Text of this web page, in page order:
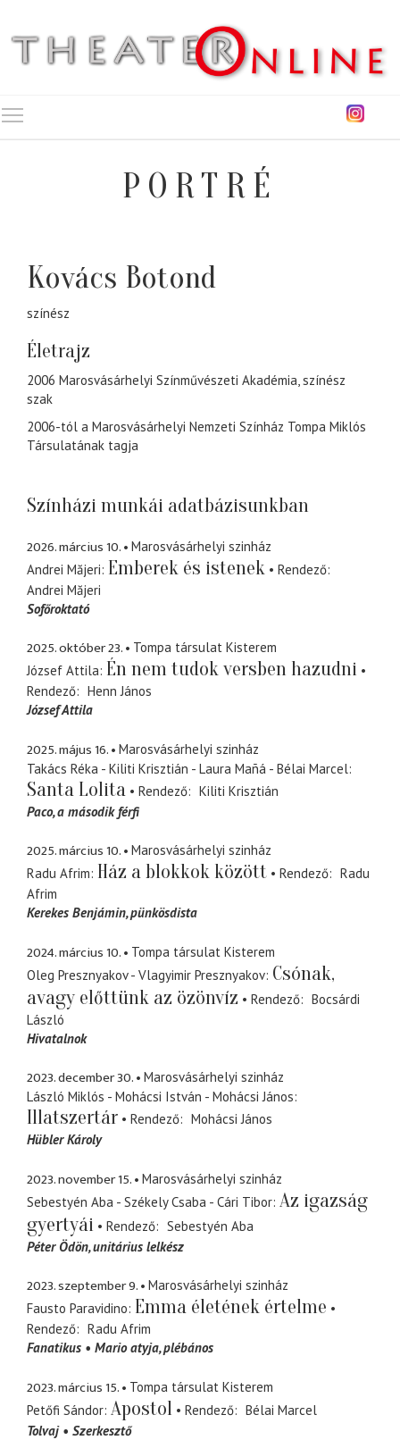
PORTRÉ
Kovács Botond
színész
Életrajz
2006 Marosvásárhelyi Színművészeti Akadémia, színész
szak
2006-tól a Marosvásárhelyi Nemzeti Színház Tompa Miklós
Társulatának tagja
Színházi munkái adatbázisunkban
2026. március 10.
Marosvásárhelyi szinház
Andrei Măjeri Emberek és istenek
Rendező
Andrei Măjeri
Sofőroktató
2025. október 23.
Tompa társulat Kisterem
József Attila Én nem tudok versben hazudni
Rendező
Henn János
József Attila
2025. május 16.
Marosvásárhelyi szinház
Takács Réka - Kiliti Krisztián - Laura Mañá - Bélai Marcel
Santa Lolita Rendező
Kiliti Krisztián
Paco a második férfi
2025. március 10.
Marosvásárhelyi szinház
Radu Afrim Ház a blokkok között Rendező
Radu
Afrim
Kerekes Benjámin pünkösdista
2024. március 10.
Tompa társulat Kisterem
Oleg Presznyakov - Vlagyimir Presznyakov Csónak,
avagy előttünk az özönvíz
Rendező
Bocsárdi
László
Hivatalnok
2023. december 30.
Marosvásárhelyi szinház
László Miklós - Mohácsi István - Mohácsi János
Illatszertár Rendező
Mohácsi János
Hübler Károly
2023. november 15.
Marosvásárhelyi szinház
Sebestyén Aba - Székely Csaba - Cári Tibor Az igazság
gyertyái
Rendező
Sebestyén Aba
Péter Ödön unitárius lelkész
2023. szeptember 9.
Marosvásárhelyi szinház
Fausto Paravidino Emma életének értelme
Rendező
Radu Afrim
Fanatikus
Mario atyja plébános
2023. március 15.
Tompa társulat Kisterem
Petőfi Sándor Apostol Rendező
Bélai Marcel
Tolvaj
Szerkesztő